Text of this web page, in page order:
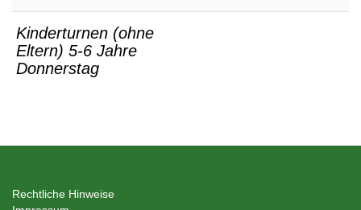
Kinderturnen (ohne
Eltern) 5-6 Jahre
Donnerstag
Rechtliche Hinweise